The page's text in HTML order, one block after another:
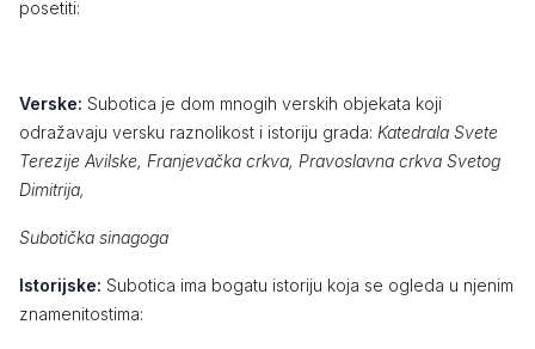
posetiti:
Verske: Subotica je dom mnogih verskih objekata koji
odražavaju versku raznolikost i istoriju grada: Katedrala Svete
Terezije Avilske, Franjevačka crkva, Pravoslavna crkva Svetog
Dimitrija,
Subotička sinagoga
Istorijske: Subotica ima bogatu istoriju koja se ogleda u njenim
znamenitostima: